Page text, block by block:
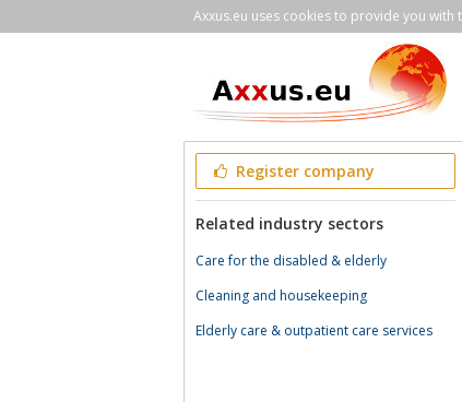
Axxus.eu uses cookies to provide you
Register company
Related industry sectors
Care for the disabled & elderly
Cleaning and housekeeping
Elderly care & outpatient care services